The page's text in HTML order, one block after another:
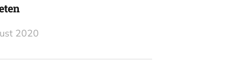
2020